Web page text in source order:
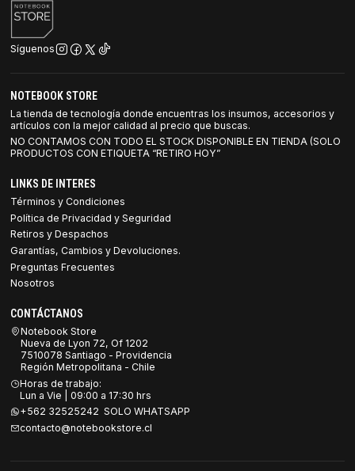
Síguenos
NOTEBOOK STORE
La tienda de tecnología donde encuentras los insumos, accesorios y
artículos con la mejor calidad al precio que buscas.
NO CONTAMOS CON TODO EL STOCK DISPONIBLE EN TIENDA (SOLO
PRODUCTOS CON ETIQUETA “RETIRO HOY”
LINKS DE INTERES
Términos y Condiciones
Política de Privacidad y Seguridad
Retiros y Despachos
Garantías, Cambios y Devoluciones.
Preguntas Frecuentes
Nosotros
CONTÁCTANOS
Notebook Store
Nueva de Lyon 72, Of 1202
7510078 Santiago - Providencia
Región Metropolitana - Chile
Horas de trabajo:
Lun a Vie | 09:00 a 17:30 hrs
+562 32525242 SOLO WHATSAPP
contacto@notebookstore.cl